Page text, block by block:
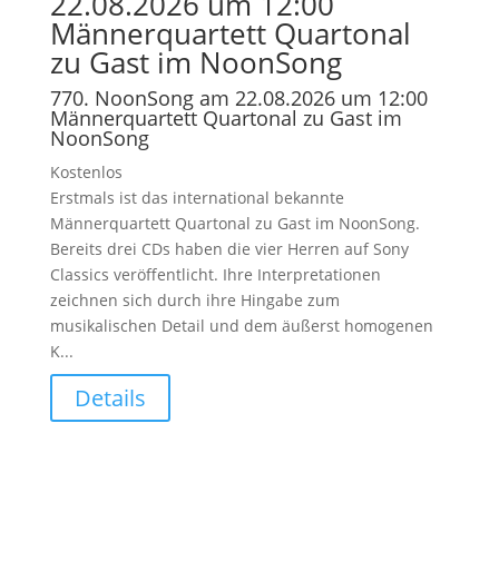
Männerquartett Quartonal
zu Gast im NoonSong
770. NoonSong am 22.08.2026 um 12:00
Männerquartett Quartonal zu Gast im
NoonSong
Kostenlos
Erstmals ist das international bekannte
Männerquartett Quartonal zu Gast im NoonSong.
Bereits drei CDs haben die vier Herren auf Sony
Classics veröffentlicht. Ihre Interpretationen
zeichnen sich durch ihre Hingabe zum
musikalischen Detail und dem äußerst homogenen
K...
Details